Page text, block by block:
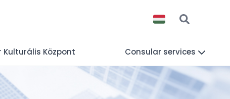
Központ Consular services